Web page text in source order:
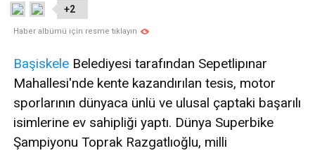
+2
Haber albümü için resme tıklayın
Başiskele Belediyesi tarafından Sepetlipınar
Mahallesi'nde kente kazandırılan tesis, motor
sporlarının dünyaca ünlü ve ulusal çaptaki başarılı
isimlerine ev sahipliği yaptı. Dünya Superbike
Şampiyonu Toprak Razgatlıoğlu, milli